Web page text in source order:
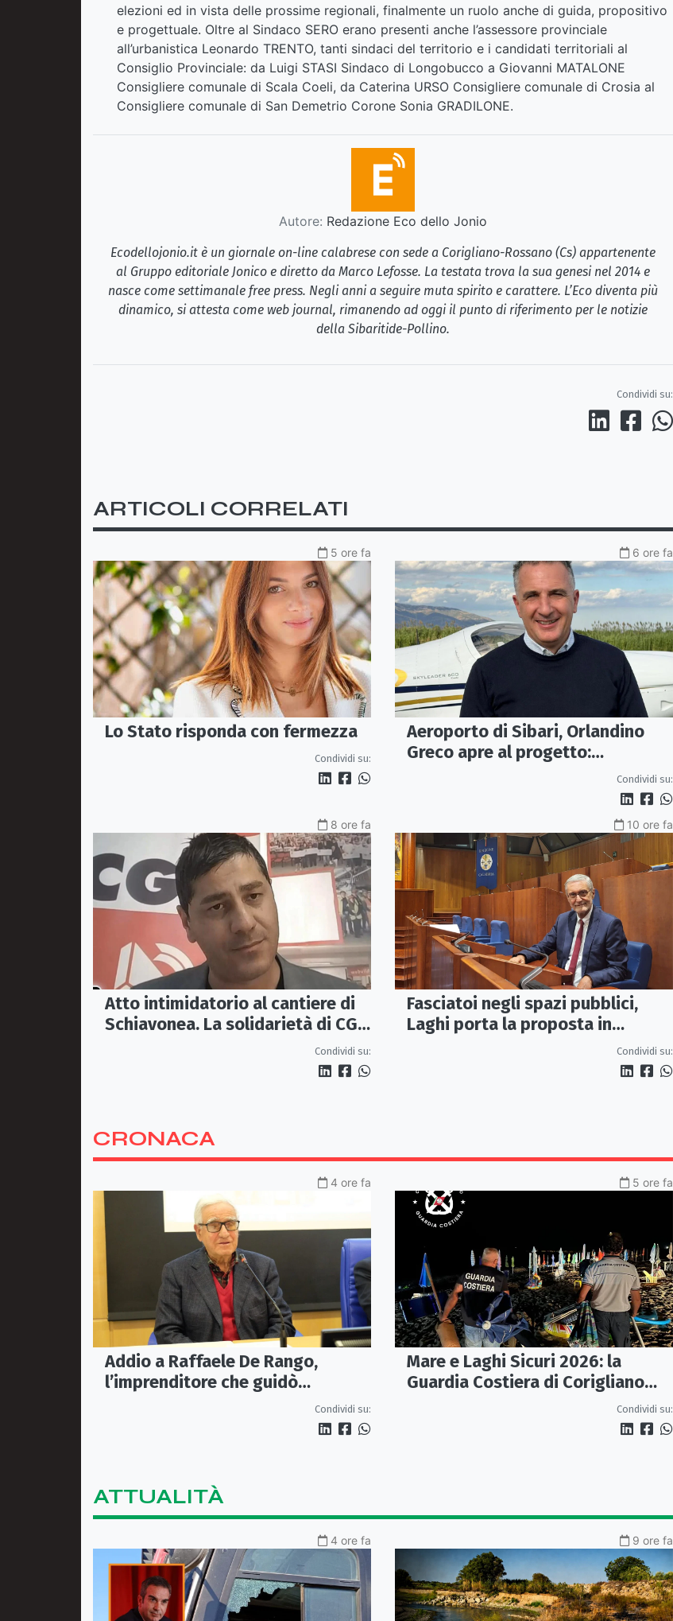
elezioni ed in vista delle prossime regionali, finalmente un ruolo anche di guida, propositivo
e progettuale. Oltre al Sindaco SERO erano presenti anche l’assessore provinciale
all’urbanistica Leonardo TRENTO, tanti sindaci del territorio e i candidati territoriali al
Consiglio Provinciale: da Luigi STASI Sindaco di Longobucco a Giovanni MATALONE
Consigliere comunale di Scala Coeli, da Caterina URSO Consigliere comunale di Crosia al
Consigliere comunale di San Demetrio Corone Sonia GRADILONE.
Autore: Redazione Eco dello Jonio
Ecodellojonio.it è un giornale on-line calabrese con sede a Corigliano-Rossano (Cs) appartenente
al Gruppo editoriale Jonico e diretto da Marco Lefosse. La testata trova la sua genesi nel 2014 e
nasce come settimanale free press. Negli anni a seguire muta spirito e carattere. L’Eco diventa più
dinamico, si attesta come web journal, rimanendo ad oggi il punto di riferimento per le notizie
della Sibaritide-Pollino.
Condividi su:
ARTICOLI CORRELATI
5 ore fa
Lo Stato risponda con fermezza
Condividi su:
6 ore fa
Aeroporto di Sibari, Orlandino
Greco apre al progetto:
Condividi su:
8 ore fa
Atto intimidatorio al cantiere di
Schiavonea. La solidarietà di CGIL
Condividi su:
10 ore fa
Fasciatoi negli spazi pubblici,
Laghi porta la proposta in
Regione: «Una Calabria a misura
Condividi su:
CRONACA
4 ore fa
Addio a Raffaele De Rango,
l’imprenditore che guidò
Condividi su:
5 ore fa
Mare e Laghi Sicuri 2026: la
Guardia Costiera di Corigliano
controlla il litorale da RoccaCondividi su:
ATTUALITÀ
4 ore fa 9 ore fa